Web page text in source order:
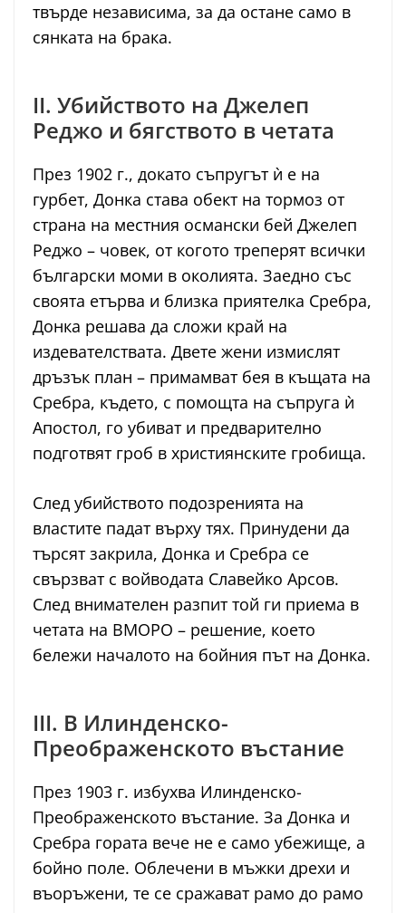
твърде независима, за да остане само в
сянката на брака.
II. Убийството на Джелеп
Реджо и бягството в четата
През 1902 г., докато съпругът ѝ е на
гурбет, Донка става обект на тормоз от
страна на местния османски бей Джелеп
Реджо – човек, от когото треперят всички
български моми в околията. Заедно със
своята етърва и близка приятелка Сребра,
Донка решава да сложи край на
издевателствата. Двете жени измислят
дръзък план – примамват бея в къщата на
Сребра, където, с помощта на съпруга ѝ
Апостол, го убиват и предварително
подготвят гроб в християнските гробища.
След убийството подозренията на
властите падат върху тях. Принудени да
търсят закрила, Донка и Сребра се
свързват с войводата Славейко Арсов.
След внимателен разпит той ги приема в
четата на ВМОРО – решение, което
бележи началото на бойния път на Донка.
III. В Илинденско-
Преображенското въстание
През 1903 г. избухва Илинденско-
Преображенското въстание. За Донка и
Сребра гората вече не е само убежище, а
бойно поле. Облечени в мъжки дрехи и
въоръжени, те се сражават рамо до рамо